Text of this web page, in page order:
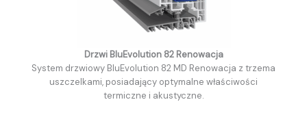
Drzwi BluEvolution 82 Renowacja
System drzwiowy BluEvolution 82 MD Renowacja z trzema
uszczelkami, posiadający optymalne właściwości
termiczne i akustyczne.